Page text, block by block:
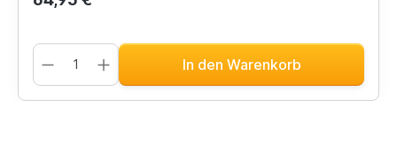
In den Warenkorb